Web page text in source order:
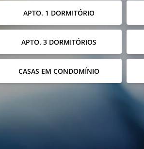
APTO. 1 DORMITÓRIO
APTO. 3 DORMITÓRIOS
CASAS EM CONDOMÍNIO